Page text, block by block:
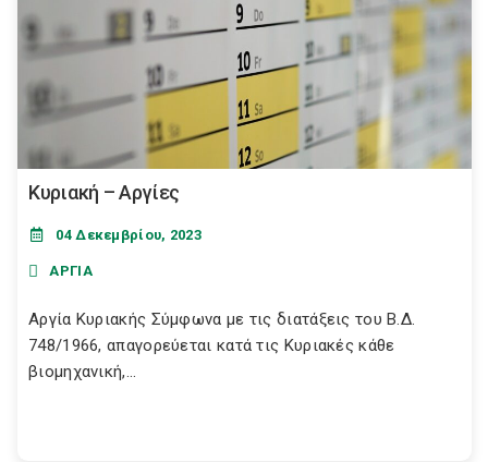
Κυριακή – Αργίες
04 Δεκεμβρίου, 2023
ΑΡΓΙΑ
Αργία Κυριακής Σύμφωνα με τις διατάξεις του Β.Δ.
748/1966, απαγορεύεται κατά τις Κυριακές κάθε
βιομηχανική,...